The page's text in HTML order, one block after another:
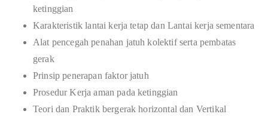
ketinggian
Karakteristik lantai kerja tetap dan Lantai kerja sementara
Alat pencegah penahan jatuh kolektif serta pembatas
gerak
Prinsip penerapan faktor jatuh
Prosedur Kerja aman pada ketinggian
Teori dan Praktik bergerak horizontal dan Vertikal